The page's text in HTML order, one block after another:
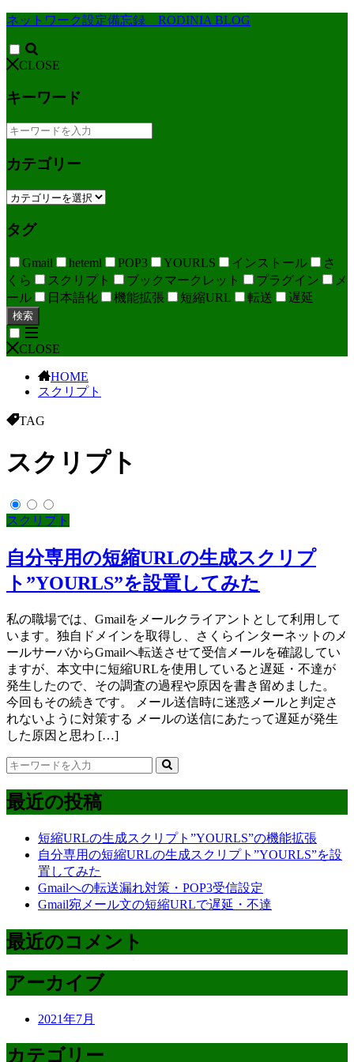
ネットワーク設定備忘録 RODINIA BLOG
CLOSE
キーワード
カテゴリー
タグ
Gmail heteml POP3 YOURLS インストール
さ
くら
スクリプト ブックマークレット プラグイン
メ
ール
日本語化 機能拡張 短縮URL 転送 遅延
検索
CLOSE
HOME
スクリプト
TAG
スクリプト
スクリプト
自分専用の短縮URLの生成スクリプ
ト”YOURLS”を設置してみた
私の職場では、Gmailをメールクライアントとして利用して
います。独自ドメインを取得し、さくらインターネットのメ
ールサーバからGmailへ転送させて受信メールを確認してい
ますが、本文中に短縮URLを使用していると遅延・不達が
発生したので、その調査の過程や原因を書き留めました。
今回もその続きです。 メール送信時に迷惑メールと判定さ
れないように対策する メールの送信にあたって遅延が発生
した原因と思わ […]
最近の投稿
短縮URLの生成スクリプト”YOURLS”の機能拡張
自分専用の短縮URLの生成スクリプト”YOURLS”を設
置してみた
Gmailへの転送漏れ対策・POP3受信設定
Gmail宛メール文の短縮URLで遅延・不達
最近のコメント
アーカイブ
2021年7月
カテゴリー